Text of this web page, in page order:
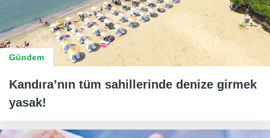
Gündem
Kandıra’nın tüm sahillerinde denize girmek
yasak!